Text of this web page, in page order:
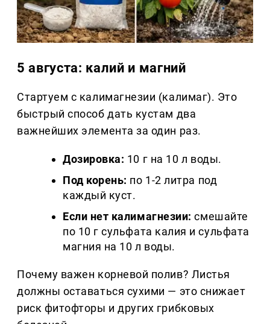
5 августа: калий и магний
Стартуем с калимагнезии (калимаг). Это
быстрый способ дать кустам два
важнейших элемента за один раз.
Дозировка: 10 г на 10 л воды.
Под корень: по 1-2 литра под
каждый куст.
Если нет калимагнезии: смешайте
по 10 г сульфата калия и сульфата
магния на 10 л воды.
Почему важен корневой полив? Листья
должны оставаться сухими — это снижает
риск фитофторы и других грибковых